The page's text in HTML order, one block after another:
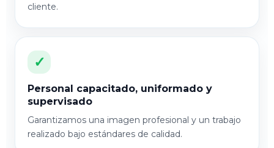
cliente.
✓
Personal capacitado, uniformado y
supervisado
Garantizamos una imagen profesional y un trabajo
realizado bajo estándares de calidad.